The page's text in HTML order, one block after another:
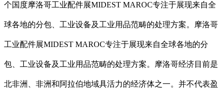
个国度摩洛哥工业配件展MIDEST MAROC专注于展现来自全
球各地的分包、工业设备及工业用品范畴的处理方案。摩洛哥
工业配件展MIDEST MAROC专注于展现来自全球各地的分
包、工业设备及工业用品范畴的处理方案。摩洛哥经济目前是
北非洲、非洲和阿拉伯地域具活力的经济体之一。并不代表盈